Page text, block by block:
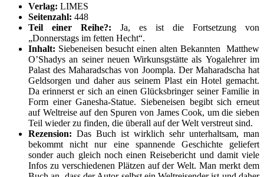
Verlag: LIMES
Seitenzahl: 448
Teil einer Reihe?: Ja, es ist die Fortsetzung von
„Donnerstags im fetten Hecht“.
Inhalt: Siebeneisen besucht einen alten Bekannten Matthew
O’Shadys an seiner neuen Wirkunsgstätte als Yogalehrer im
Palast des Maharadschas von Joompla. Der Maharadscha hat
Geldsorgen und daher aus seinem Plast ein Hotel gemacht.
Da erinnerst er sich an einen Glücksbringer seiner Familie in
Form einer Ganesha-Statue. Siebeneisen begibt sich erneut
auf Weltreise auf den Spuren von James Cook, um die sieben
Teil wieder zu finden, die überall auf der Welt verstreut sind.
Rezension: Das Buch ist wirklich sehr unterhaltsam, man
bekommt nicht nur eine spannende Geschichte geliefert
sonder auch gleich noch einen Reisebericht und damit viele
Infos zu verschiedenen Plätzen auf der Welt. Man merkt dem